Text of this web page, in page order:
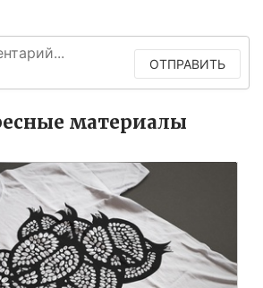
ОТПРАВИТЬ
материалы